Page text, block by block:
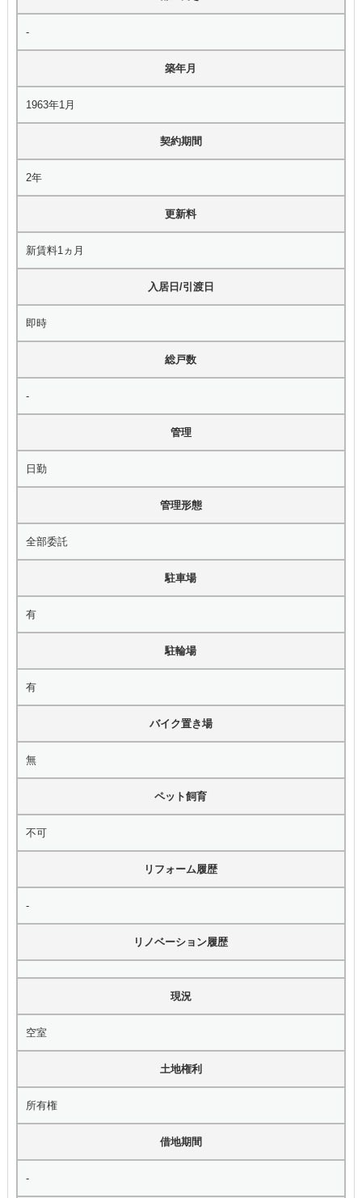
-
築年月
1963年1月
契約期間
2年
更新料
新賃料1ヵ月
入居日/引渡日
即時
総戸数
-
管理
日勤
管理形態
全部委託
駐車場
有
駐輪場
有
バイク置き場
無
ペット飼育
不可
リフォーム履歴
-
リノベーション履歴
現況
空室
土地権利
所有権
借地期間
-